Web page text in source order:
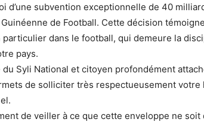
d’une subvention exceptionnelle de 40
de Football. Cette décision
particulier dans le football, qui demeure la
pays.
du Syli National et citoyen profondément
de solliciter très respectueusement votre
de veiller à ce que cette enveloppe ne soit